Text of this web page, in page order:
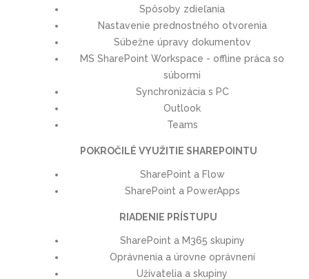
Spôsoby zdieľania
Nastavenie prednostného otvorenia
Súbežne úpravy dokumentov
MS SharePoint Workspace - offline práca so
súbormi
Synchronizácia s PC
Outlook
Teams
POKROČILÉ VYUŽITIE SHAREPOINTU
SharePoint a Flow
SharePoint a PowerApps
RIADENIE PRÍSTUPU
SharePoint a M365 skupiny
Oprávnenia a úrovne oprávnení
Užívatelia a skupiny